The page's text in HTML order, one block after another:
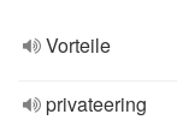
Vorteile
privateering